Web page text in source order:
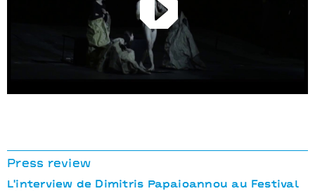
Play
Press review
L'interview de Dimitris Papaioannou au Festival